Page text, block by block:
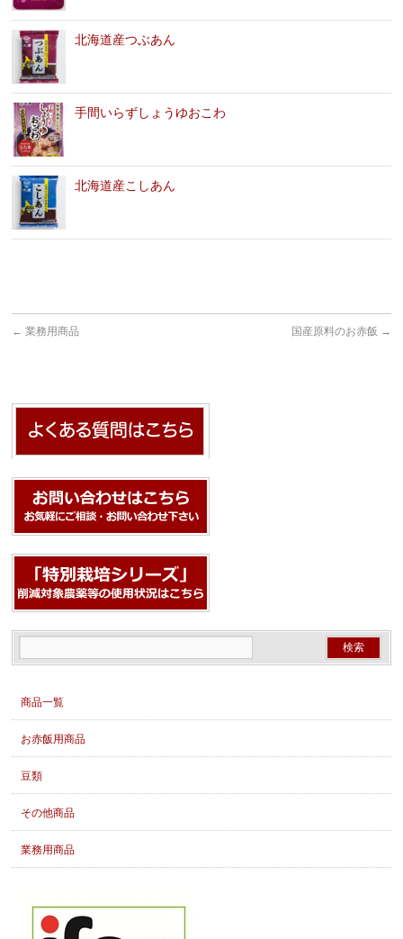
北海道産つぶあん
手間いらずしょうゆおこわ
北海道産こしあん
← 業務用商品 国産原料のお赤飯 →
商品一覧
お赤飯用商品
豆類
その他商品
業務用商品